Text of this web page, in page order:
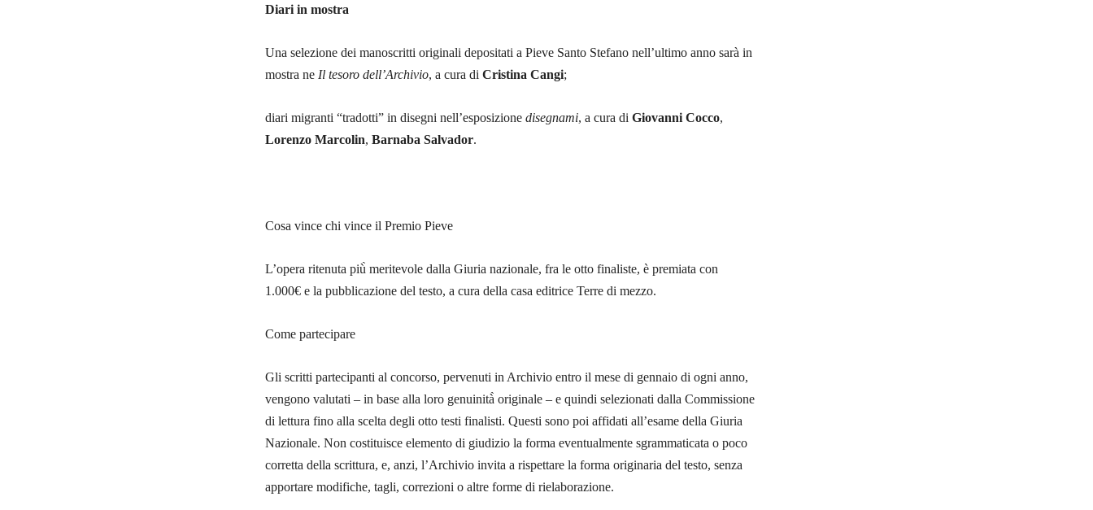
Diari in mostra
Una selezione dei manoscritti originali depositati a Pieve Santo Stefano nell’ultimo anno sarà in
mostra ne Il tesoro dell’Archivio, a cura di Cristina Cangi;
diari migranti “tradotti” in disegni nell’esposizione disegnami, a cura di Giovanni Cocco,
Lorenzo Marcolin, Barnaba Salvador.
Cosa vince chi vince il Premio Pieve
L’opera ritenuta più̀ meritevole dalla Giuria nazionale, fra le otto finaliste, è premiata con
1.000€ e la pubblicazione del testo, a cura della casa editrice Terre di mezzo.
Come partecipare
Gli scritti partecipanti al concorso, pervenuti in Archivio entro il mese di gennaio di ogni anno,
vengono valutati – in base alla loro genuinità̀ originale – e quindi selezionati dalla Commissione
di lettura fino alla scelta degli otto testi finalisti. Questi sono poi affidati all’esame della Giuria
Nazionale. Non costituisce elemento di giudizio la forma eventualmente sgrammaticata o poco
corretta della scrittura, e, anzi, l’Archivio invita a rispettare la forma originaria del testo, senza
apportare modifiche, tagli, correzioni o altre forme di rielaborazione.